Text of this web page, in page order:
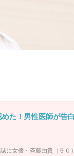
た！男性医師が告
に女優・斉藤由貴（５０